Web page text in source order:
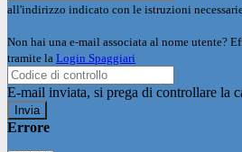
all'indirizzo indicato con le istruzioni
Non hai una e-mail associata al nome utente?
tramite la Login Spaggiari
E-mail inviata, si prega di controllare la
Errore